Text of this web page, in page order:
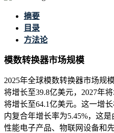
摘要
目录
方法论
模数转换器市场规模
2025年全球模数转换器市场规
将增长至39.8亿美元，2027年
将增长至64.1亿美元。这一增
内复合年增长率为5.45%，这
性能电子产品、物联网设备和